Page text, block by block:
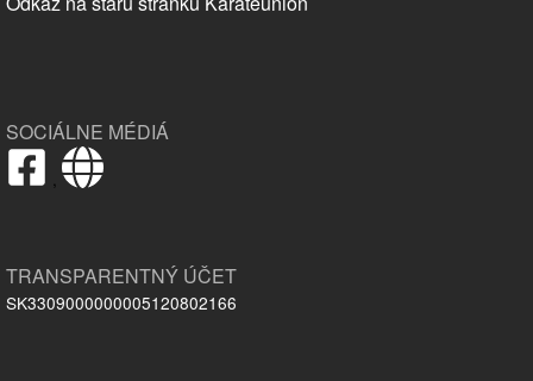
SOCIÁLNE MÉDIÁ
,
TRANSPARENTNÝ ÚČET
SK3309000000005120802166